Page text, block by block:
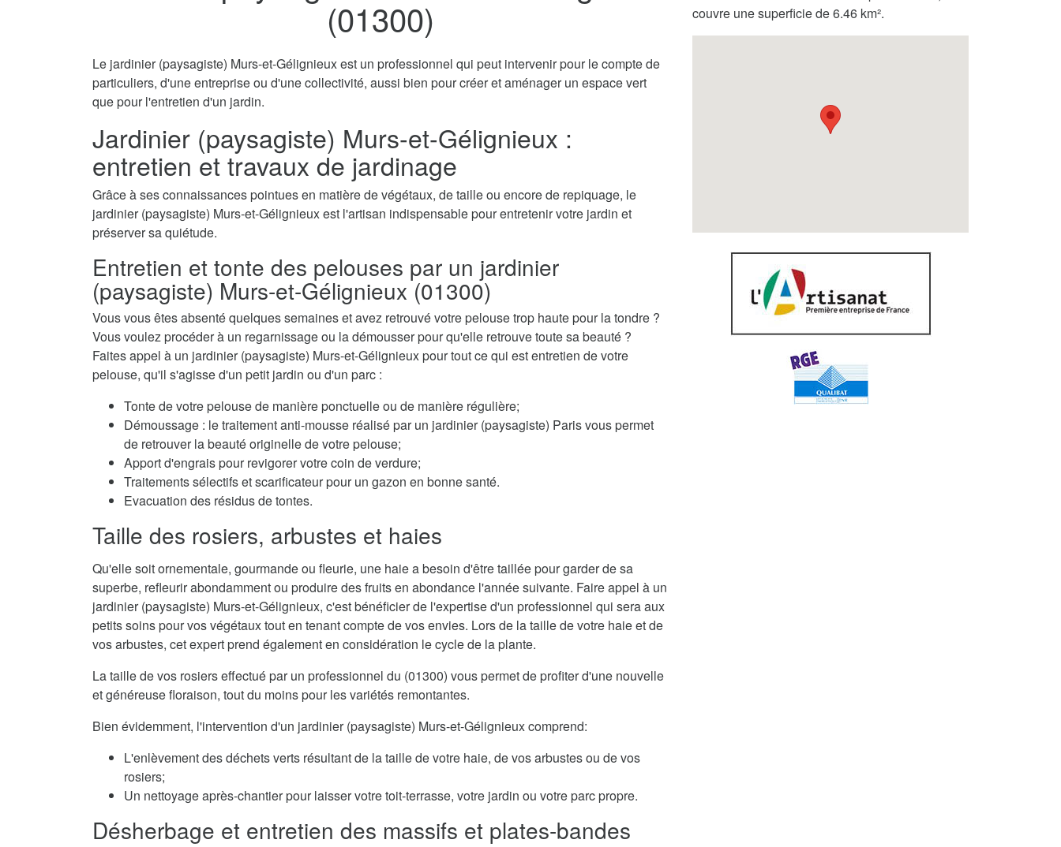
(01300)
Le jardinier (paysagiste) Murs-et-Gélignieux est un professionnel qui peut intervenir pour le compte de
particuliers, d'une entreprise ou d'une collectivité, aussi bien pour créer et aménager un espace vert
que pour l'entretien d'un jardin.
Jardinier (paysagiste) Murs-et-Gélignieux :
entretien et travaux de jardinage
Grâce à ses connaissances pointues en matière de végétaux, de taille ou encore de repiquage, le
jardinier (paysagiste) Murs-et-Gélignieux est l'artisan indispensable pour entretenir votre jardin et
préserver sa quiétude.
Entretien et tonte des pelouses par un jardinier
(paysagiste) Murs-et-Gélignieux (01300)
Vous vous êtes absenté quelques semaines et avez retrouvé votre pelouse trop haute pour la tondre ?
Vous voulez procéder à un regarnissage ou la démousser pour qu'elle retrouve toute sa beauté ?
Faites appel à un jardinier (paysagiste) Murs-et-Gélignieux pour tout ce qui est entretien de votre
pelouse, qu'il s'agisse d'un petit jardin ou d'un parc :
Tonte de votre pelouse de manière ponctuelle ou de manière régulière;
Démoussage : le traitement anti-mousse réalisé par un jardinier (paysagiste) Paris vous permet
de retrouver la beauté originelle de votre pelouse;
Apport d'engrais pour revigorer votre coin de verdure;
Traitements sélectifs et scarificateur pour un gazon en bonne santé.
Evacuation des résidus de tontes.
Taille des rosiers, arbustes et haies
Qu'elle soit ornementale, gourmande ou fleurie, une haie a besoin d'être taillée pour garder de sa
superbe, refleurir abondamment ou produire des fruits en abondance l'année suivante. Faire appel à un
jardinier (paysagiste) Murs-et-Gélignieux, c'est bénéficier de l'expertise d'un professionnel qui sera aux
petits soins pour vos végétaux tout en tenant compte de vos envies. Lors de la taille de votre haie et de
vos arbustes, cet expert prend également en considération le cycle de la plante.
La taille de vos rosiers effectué par un professionnel du (01300) vous permet de profiter d'une nouvelle
et généreuse floraison, tout du moins pour les variétés remontantes.
Bien évidemment, l'intervention d'un jardinier (paysagiste) Murs-et-Gélignieux comprend:
L'enlèvement des déchets verts résultant de la taille de votre haie, de vos arbustes ou de vos
rosiers;
Un nettoyage après-chantier pour laisser votre toit-terrasse, votre jardin ou votre parc propre.
Désherbage et entretien des massifs et plates-bandes
couvre une superficie de 6.46 km².